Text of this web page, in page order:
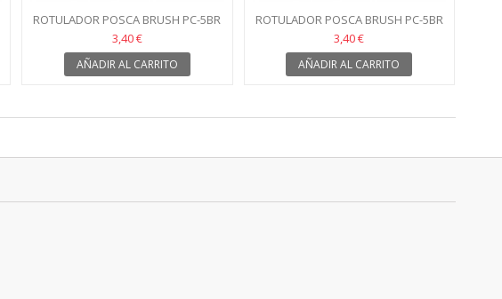
ROTULADOR POSCA BRUSH PC-5BR
ROSA CLARO
3,40 €
AÑADIR AL CARRITO
ROTULADOR POSCA BRUSH PC-5BR
GRIS
3,40 €
AÑADIR AL CARRITO